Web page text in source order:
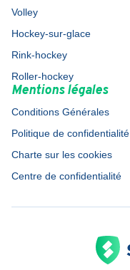
Volley
Hockey-sur-glace
Rink-hockey
Roller-hockey
Mentions légales
Conditions Générales
Politique de confidentialité
Charte sur les cookies
Centre de confidentialité